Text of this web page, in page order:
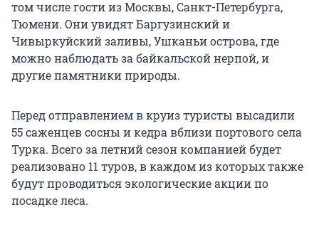
том числе гости из Москвы, Санкт-Петербурга,
Тюмени. Они увидят Баргузинский и
Чивыркуйский заливы, Ушканьи острова, где
можно наблюдать за байкальской нерпой, и
другие памятники природы.
Перед отправлением в круиз туристы высадили
55 саженцев сосны и кедра вблизи портового села
Турка. Всего за летний сезон компанией будет
реализовано 11 туров, в каждом из которых также
будут проводиться экологические акции по
посадке леса.